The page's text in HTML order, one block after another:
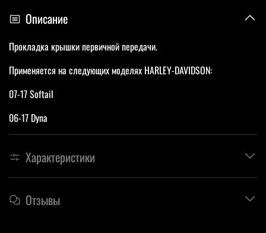
Описание
Прокладка крышки первичной передачи.
Применяется на следующих моделях HARLEY-DAVIDSON:
07-17 Softail
06-17 Dyna
Характеристики
Отзывы